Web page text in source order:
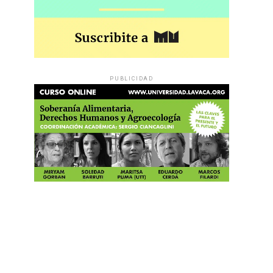
PUBLICIDAD